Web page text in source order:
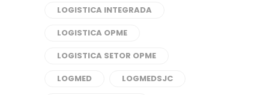
LOGISTICA INTEGRADA
LOGISTICA OPME
LOGISTICA SETOR OPME
LOGMED
LOGMEDSJC